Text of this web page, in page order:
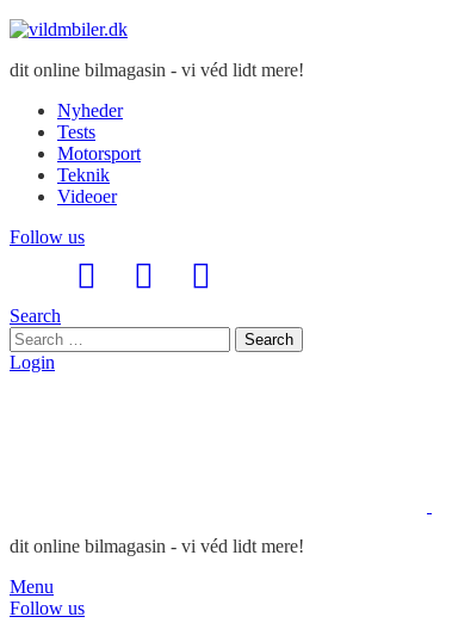
dit online bilmagasin - vi véd lidt mere!
Nyheder
Tests
Motorsport
Teknik
Videoer
Follow us
Search
Search
for:
Search
Login
dit online bilmagasin - vi véd lidt mere!
Menu
Follow us